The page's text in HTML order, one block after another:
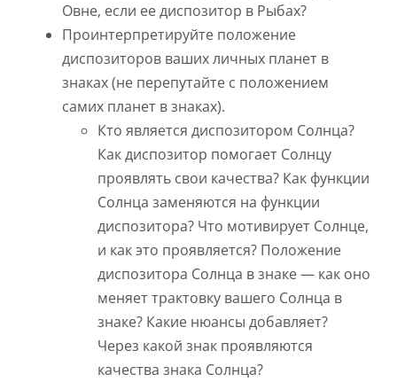
Овне, если ее диспозитор в Рыбах?
Проинтерпретируйте положение
диспозиторов ваших личных планет в
знаках (не перепутайте с положением
самих планет в знаках).
Кто является диспозитором Солнца?
Как диспозитор помогает Солнцу
проявлять свои качества? Как функции
Солнца заменяются на функции
диспозитора? Что мотивирует Солнце,
и как это проявляется? Положение
диспозитора Солнца в знаке — как оно
меняет трактовку вашего Солнца в
знаке? Какие нюансы добавляет?
Через какой знак проявляются
качества знака Солнца?